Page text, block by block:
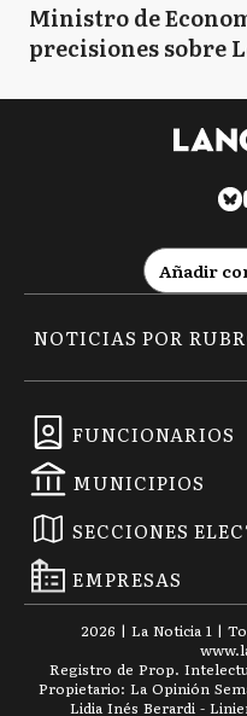
Ministro de
precisiones sobre
Añadir
FUNCIONARIOS
MUNICIPIOS
SECCIONES
EMPRESAS
NOTICIAS POR
2026 | La Noticia 1 |
www.
Registro de Prop.
Propietario: La Opinión
Lidia Inés Berardi -